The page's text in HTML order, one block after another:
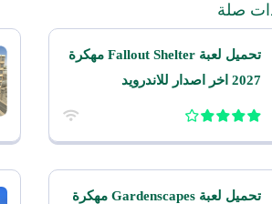
صلة
تحميل لعبة Fallout Shelter مهكرة
2027 اخر اصدار للاندرويد
تحميل لعبة Gardenscapes مهكرة